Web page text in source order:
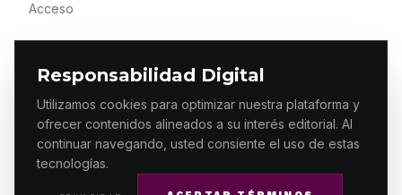
Responsabilidad Digital
Utilizamos cookies para optimizar nuestra plataforma y
ofrecer contenidos alineados a su interés editorial. Al
continuar navegando, usted consiente el uso de estas
tecnologías.
Acceso
© 2026 ES PRIMERA MX. ALGUNOS DERECHOS
RESERVADOS / DESIGNMAKING.MX